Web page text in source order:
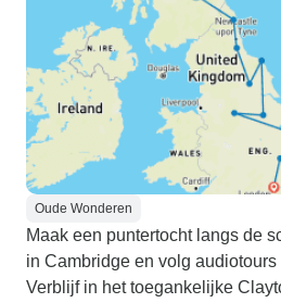
Oude Wonderen
Maak een puntertocht langs de
in Cambridge en volg
Verblijf in het toegankelijke